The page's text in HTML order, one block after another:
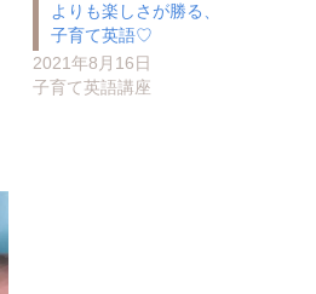
よりも楽しさが勝る、
子育て英語♡
2021年8月16日
子育て英語講座